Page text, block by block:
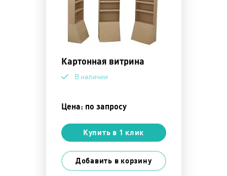
Картонная витрина
В наличии
Цена: по запросу
Купить в 1 клик
Добавить в корзину